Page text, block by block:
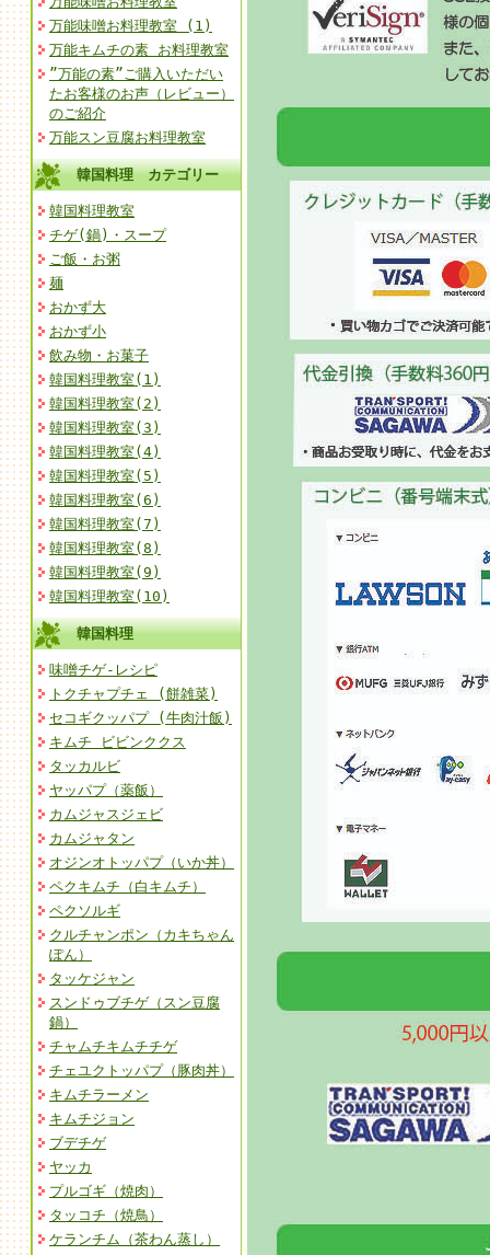
万能味噌お料理教室 (1)
万能キムチの素 お料理教室
”万能の素”ご購入いただい
たお客様のお声（レビュー）
のご紹介
万能スン豆腐お料理教室
韓国料理 カテゴリー
韓国料理教室
チゲ(鍋)・スープ
ご飯・お粥
麺
おかず大
おかず小
飲み物・お菓子
韓国料理教室(1)
韓国料理教室(2)
韓国料理教室(3)
韓国料理教室(4)
韓国料理教室(5)
韓国料理教室(6)
韓国料理教室(7)
韓国料理教室(8)
韓国料理教室(9)
韓国料理教室(10)
韓国料理
味噌チゲ-レシピ
トクチャプチェ (餅雑菜)
セコギクッパプ (牛肉汁飯)
キムチ ビビンククス
タッカルビ
ヤッパプ（薬飯）
カムジャスジェビ
カムジャタン
オジンオトッパプ（いか丼）
ペクキムチ（白キムチ）
ペクソルギ
クルチャンポン（カキちゃん
ぽん）
タッケジャン
スンドゥブチゲ（スン豆腐
鍋）
チャムチキムチチゲ
チェユクトッパプ（豚肉丼）
キムチラーメン
キムチジョン
ブデチゲ
ヤッカ
プルゴギ（焼肉）
タッコチ（焼鳥）
ケランチム（茶わん蒸し）